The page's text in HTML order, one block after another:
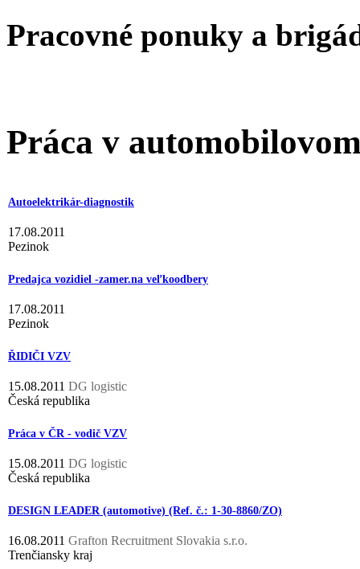
Pracovné ponuky a
Práca v
Autoelektrikár-diagnostik
17.08.2011
Pezinok
Predajca vozidiel -zamer.na veľkoodbery
17.08.2011
Pezinok
ŘIDIČI VZV
15.08.2011 DG logistic
Česká republika
Práca v ČR - vodič VZV
15.08.2011 DG logistic
Česká republika
DESIGN LEADER (automotive) (Ref. č.: 1-30-8860/ZO)
16.08.2011 Grafton Recruitment Slovakia s.r.o.
Trenčiansky kraj